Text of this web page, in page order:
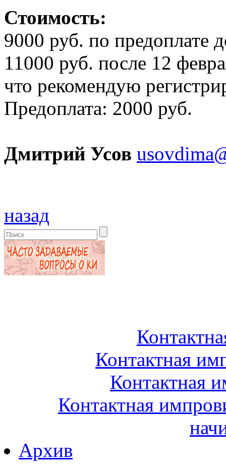
Стоимость:
9000 руб. по предоплате
11000 руб. после 12
что рекомендую
Предоплата: 2000 руб.
Дмитрий Усов
назад
Контактная
Контактная
Контактная
Архив